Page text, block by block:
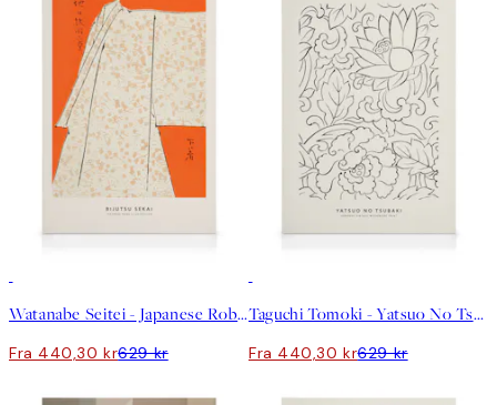
Watanabe Seitei - Japanese Robe Illustration Lerret
Fra 440,30 kr629 kr
Taguchi Tomoki - Yatsuo No Tsubaki No1 Lerret
Fra 440,30 kr629 kr